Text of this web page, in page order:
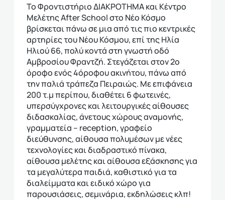
Το Φροντιστήριο ΔΙΑΚΡΟΤΗΜΑ και Κέντρο
Μελέτης After School στο Νέο Κόσμο
βρίσκεται πάνω σε μια από τις πιο κεντρικές
αρτηρίες του Νέου Κόσμου, επί της Ηλία
Ηλιού 66, πολύ κοντά στη γνωστή οδό
Αμβροσίου Φραντζή. Στεγάζεται στον 2ο
όροφο ενός 4όροφου ακινήτου, πάνω από
την παλιά τράπεζα Πειραιώς. Με επιφάνεια
200 τ.μ περίπου, διαθέτει 6 φωτεινές,
υπερσύγχρονες και λειτουργικές αίθουσες
διδασκαλίας, άνετους χώρους αναμονής,
γραμματεία – reception, γραφείο
διεύθυνσης, αίθουσα πολυμέσων με νέες
τεχνολογίες και διαδραστικό πίνακα,
αίθουσα μελέτης και αίθουσα εξάσκησης για
τα μεγαλύτερα παιδιά, καθιστικό για τα
διαλείμματα και ειδικό χώρο για
παρουσιάσεις, σεμινάρια, εκδηλώσεις κλπ!